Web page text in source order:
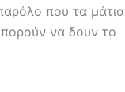
που τα μάτια
να δουν το